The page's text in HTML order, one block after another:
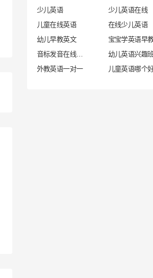
少儿英语
少儿英语在线
儿童在线英语
在线少儿英语
幼儿早教英文
宝宝学英语早
幼儿英语兴趣
外教英语一对一
儿童英语哪个